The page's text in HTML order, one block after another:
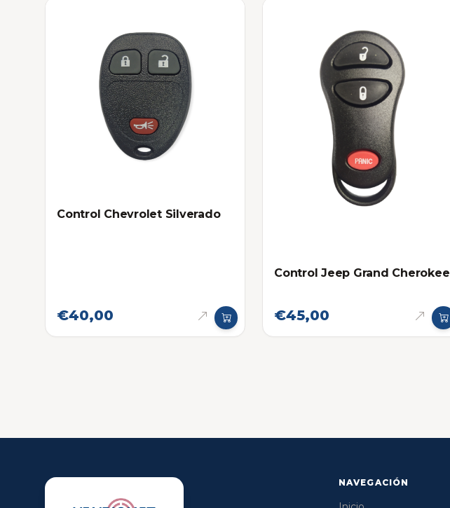
Control Chevrolet Silverado
€40,00
Control Jeep Grand Cherokee
€45,00
NAVEGACIÓN